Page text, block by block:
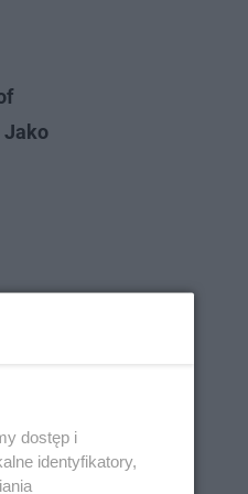
Jako
dostęp i
identyfikatory,